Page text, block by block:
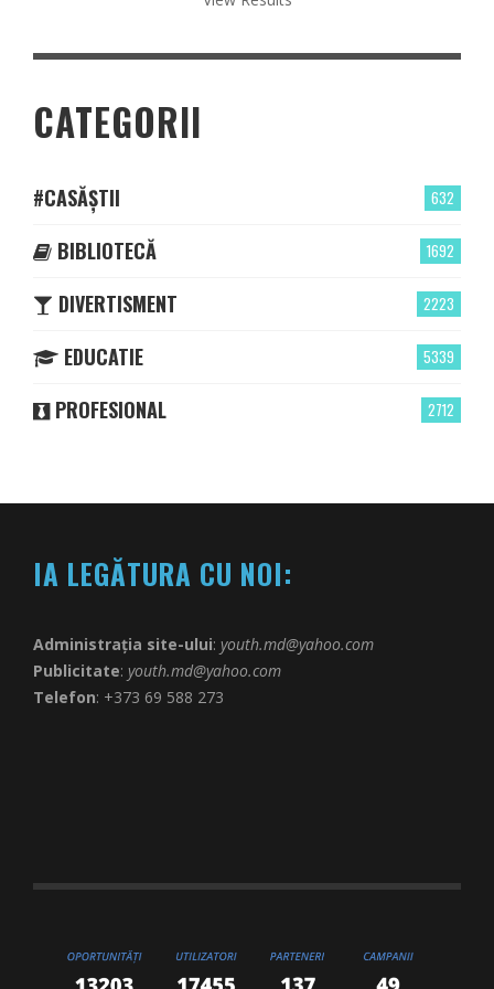
CATEGORII
632
#CASĂȘTII
1692
BIBLIOTECĂ
2223
DIVERTISMENT
5339
EDUCATIE
2712
PROFESIONAL
IA LEGĂTURA CU NOI:
Administrația site-ului: youth.md@yahoo.com
Publicitate: youth.md@yahoo.com
Telefon: +373 69 588 273